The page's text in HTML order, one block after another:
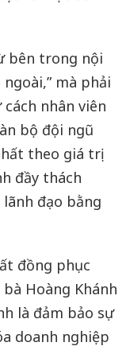
bên trong nội
mà phải
nhân viên
bộ đội ngũ
theo giá trị
đầy thách
đạo bằng
đồng phục
Hoàng Khánh
là đảm bảo sự
doanh nghiệp